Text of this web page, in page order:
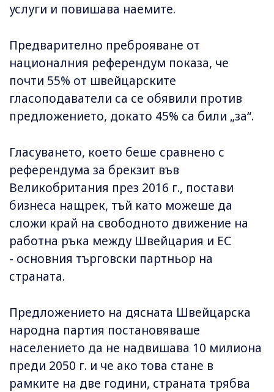
услуги и повишава наемите.
Предварително преброяване от
националния референдум показа, че
почти 55% от швейцарските
гласоподаватели са се обявили против
предложението, докато 45% са били „за“.
Гласуването, което беше сравнено с
референдума за брекзит във
Великобритания през 2016 г., постави
бизнеса нащрек, тъй като можеше да
сложи край на свободното движение на
работна ръка между Швейцария и ЕС
- основния търговски партньор на
страната.
Предложението на дясната Швейцарска
народна партия постановяваше
населението да не надвишава 10 милиона
преди 2050 г. и че ако това стане в
рамките на две години, страната трябва